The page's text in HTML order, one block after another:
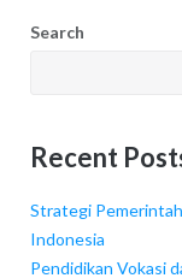
Search
Recent
Strategi
Indonesia
Pendidikan Vokasi